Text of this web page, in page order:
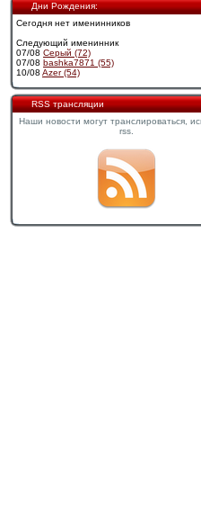
Дни Рождения:
Сегодня нет именинников
Следующий именинник
07/08 Cерый (72)
07/08 bashka7871 (55)
10/08 Azer (54)
RSS трансляции
Наши новости могут транслироваться,
rss.